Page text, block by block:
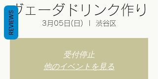
ヴェーダドリンク作り
3月05日(日) 渋谷区
受付停止
他のイベントを見る
REVIEWS